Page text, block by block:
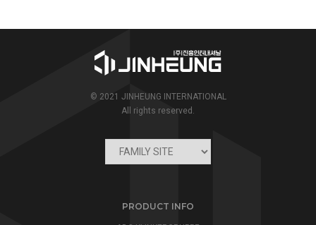
© 2021 JINHEUNG INTERNATIONAL
All rights reserved.
PRODUCT INFO